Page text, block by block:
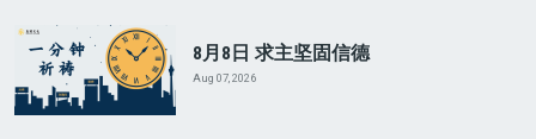
8月8日 求主坚固信德
Aug 07, 2026